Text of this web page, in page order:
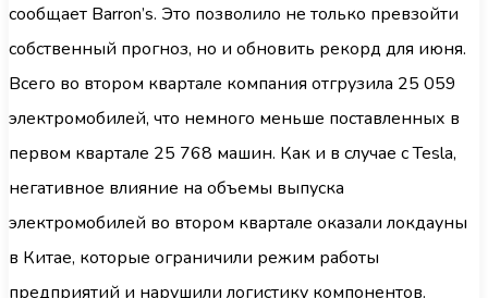
сообщает Barron’s. Это позволило не только превзойти
собственный прогноз, но и обновить рекорд для июня.
Всего во втором квартале компания отгрузила 25 059
электромобилей, что немного меньше поставленных в
первом квартале 25 768 машин. Как и в случае с Tesla,
негативное влияние на объемы выпуска
электромобилей во втором квартале оказали локдауны
в Китае, которые ограничили режим работы
предприятий и нарушили логистику компонентов.